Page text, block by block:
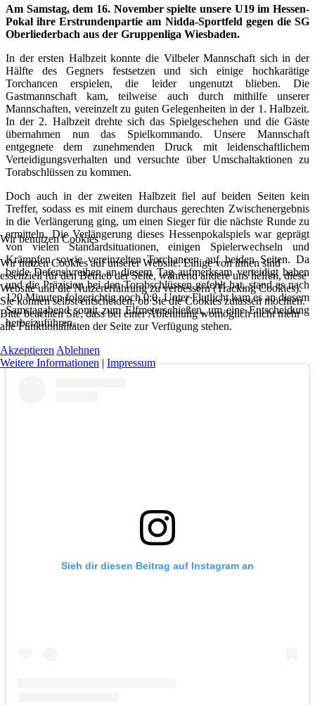
Am Samstag, dem 16. November spielte unsere U19 im Hessen-
Pokal ihre Erstrundenpartie am Nidda-Sportfeld gegen die SG
Oberliederbach aus der Gruppenliga Wiesbaden.
In der ersten Halbzeit konnte die Vilbeler Mannschaft sich in der
Hälfte des Gegners festsetzen und sich einige hochkarätige
Torchancen erspielen, die leider ungenutzt blieben. Die
Gastmannschaft kam, teilweise auch durch mithilfe unserer
Mannschaften, vereinzelt zu guten Gelegenheiten in der 1. Halbzeit.
In der 2. Halbzeit drehte sich das Spielgeschehen und die Gäste
übernahmen nun das Spielkommando. Unsere Mannschaft
entgegnete dem zunehmenden Druck mit leidenschaftlichem
Verteidigungsverhalten und versuchte über Umschaltaktionen zu
Torabschlüssen zu kommen.
Doch auch in der zweiten Halbzeit fiel auf beiden Seiten kein
Treffer, sodass es mit einem durchaus gerechten Zwischenergebnis
in die Verlängerung ging, um einen Sieger für die nächste Runde zu
ermitteln. Die Verlängerung dieses Hessenpokalspiels war geprägt
von vielen Standardsituationen, einigen Spielerwechseln und
Krämpfen sowie vereinzelten Torchancen auf beiden Seiten. Da
beide Defensivreihen an diesem Tag aufmerksam verteidigt haben
und die Präzision bei den Torabschlüssen gefehlt hat, stand es nach
120 Minuten folgerichtig noch 0:0. Unter Flutlicht kam es an diesem
Samstagabend somit zum Elfmeterschießen, um eine Entscheidung
herbeizuführen.
Sieh dir diesen Beitrag auf Instagram an
Wir benutzen Cookies
Wir nutzen Cookies auf unserer Website. Einige von ihnen sind
essenziell für den Betrieb der Seite, während andere uns helfen, diese
Website und die Nutzererfahrung zu verbessern (Tracking Cookies).
Sie können selbst entscheiden, ob Sie die Cookies zulassen möchten.
Bitte beachten Sie, dass bei einer Ablehnung womöglich nicht mehr
alle Funktionalitäten der Seite zur Verfügung stehen.
Akzeptieren Ablehnen
Weitere Informationen|Impressum